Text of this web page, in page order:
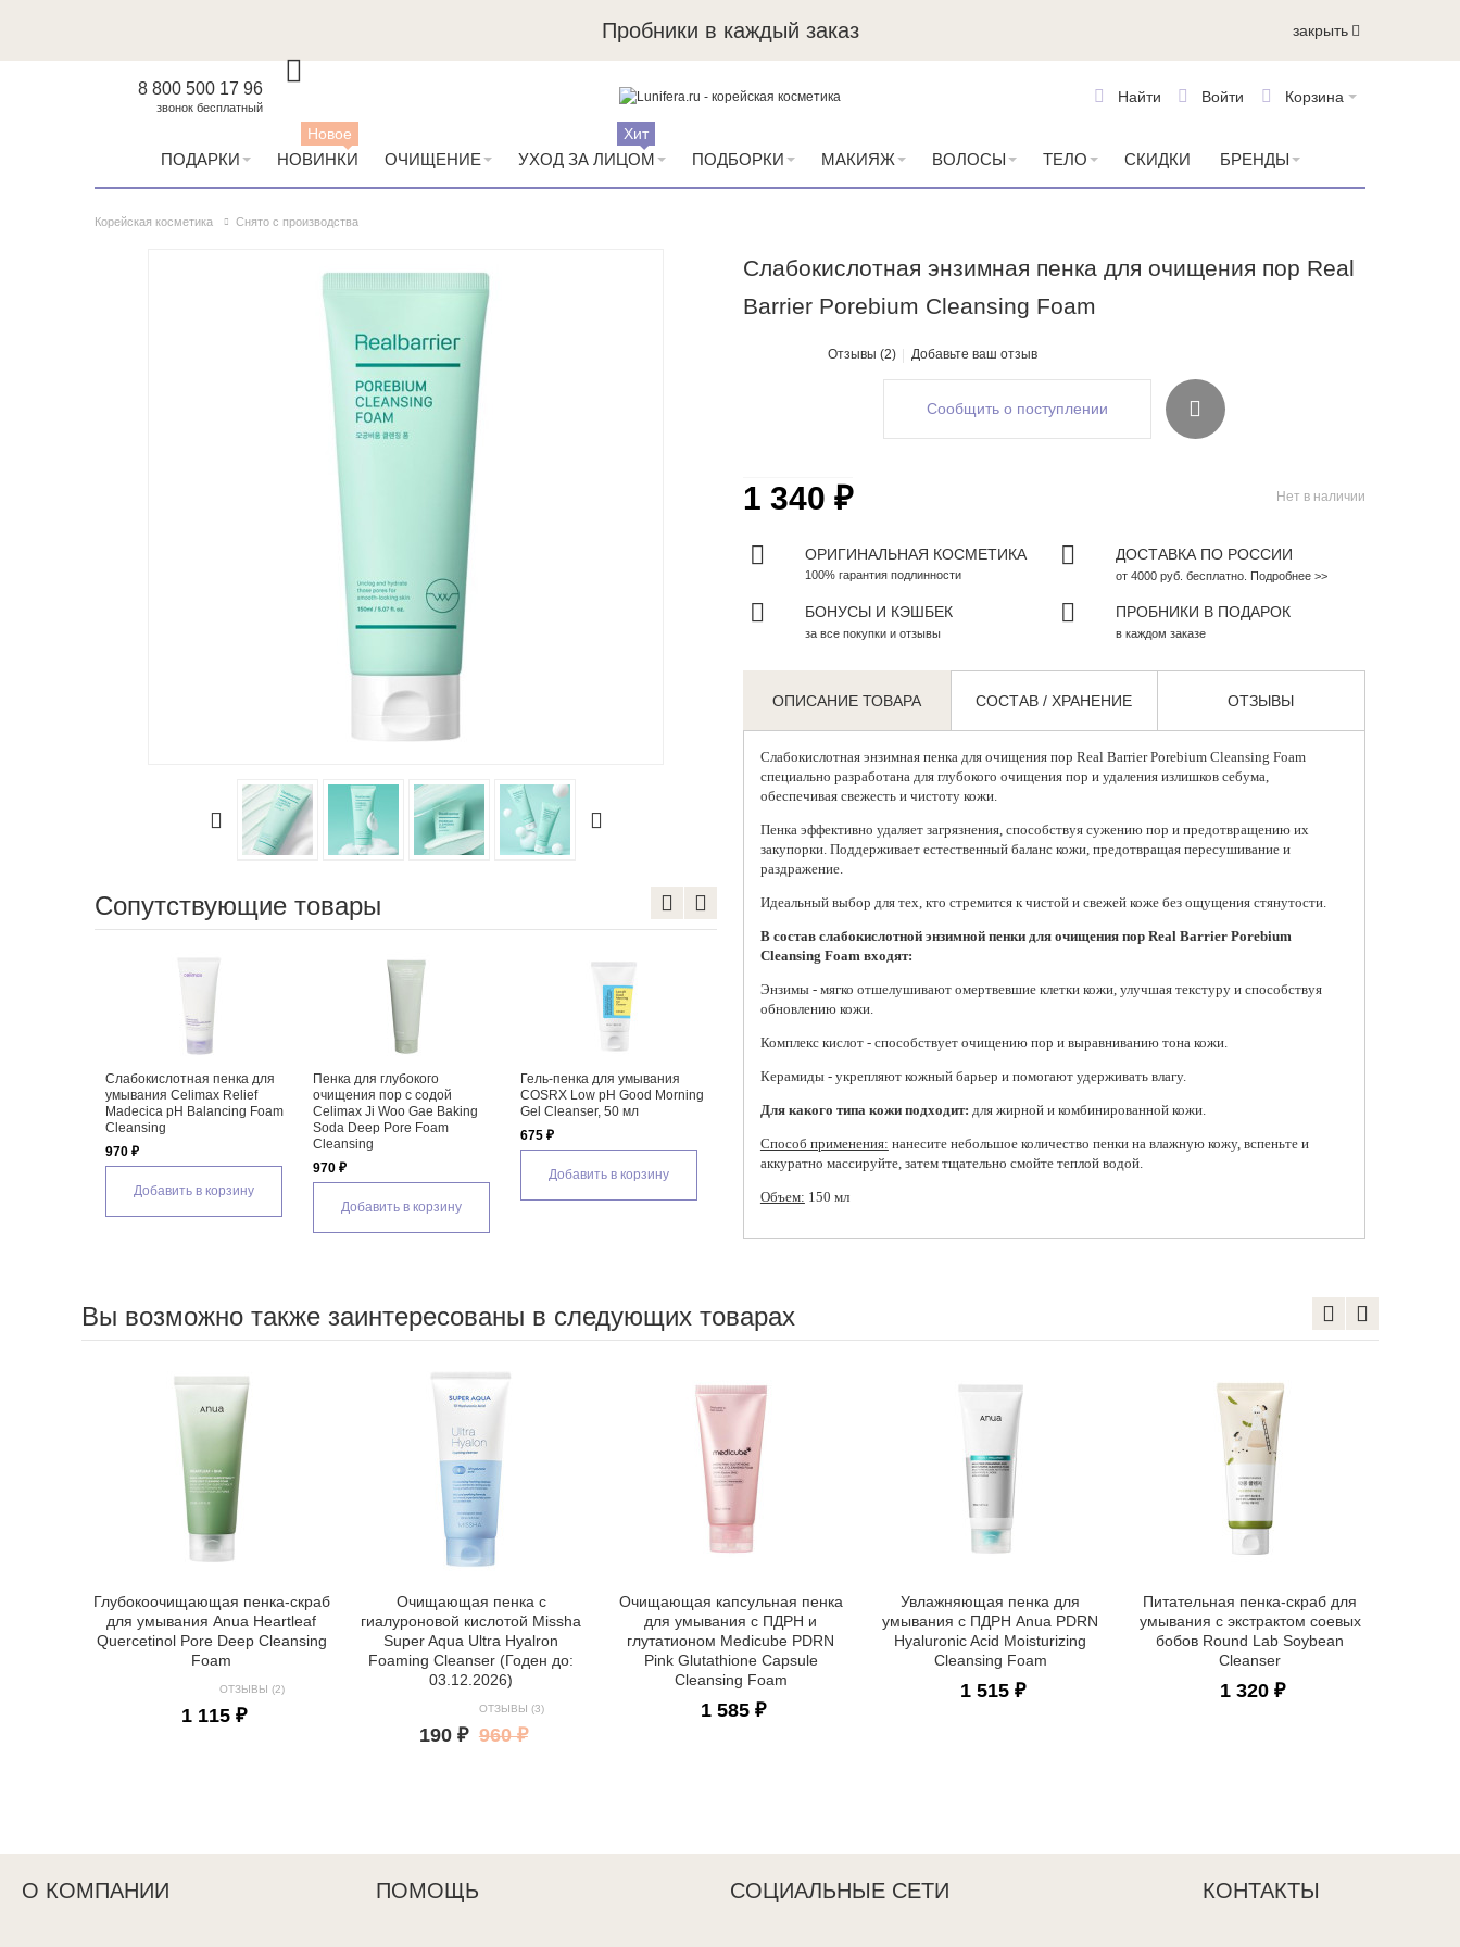
Пробники в каждый заказ закрыть
8 800 500 17 96
звонок бесплатный
Корзина
Войти
Найти
ПОДАРКИ НОВИНКИ
Новое
ОЧИЩЕНИЕ УХОД ЗА ЛИЦОМ
Хит
ПОДБОРКИ МАКИЯЖ ВОЛОСЫ ТЕЛО СКИДКИ БРЕНДЫ
Корейская косметика Снято с производства
Слабокислотная энзимная пенка для очищения пор Real
Barrier Porebium Cleansing Foam
Отзывы (2) Добавьте ваш отзыв
Сопутствующие товары
pH Good Morning
Салициловая пенка для
проблемной кожи лица
Celimax Ji Woo Gae Cica BHA
Acne Foam Cleansing
Добавить в корзину
Увлажняющая пенка для
умывания с ПДРН Anua
PDRN Hyaluronic Acid
Moisturizing Cleansing Foam
1 515 ₽
Увлажняющая очищающая
гель-пенка для умывания с
березовым соком Round Lab
1 240 ₽
Энзимная гель-пенка для
Tea & Enzyme Milky Foaming
1 560 ₽
Добавить в корзину
Увлажняющая гель-пенка для
кислотой Anua Heartleaf
Foam
1 515 ₽
Сообщить о поступлении
Нет в наличии
1 340 ₽
ОРИГИНАЛЬНАЯ КОСМЕТИКА
100% гарантия подлинности
ДОСТАВКА ПО РОССИИ
от 4000 руб. бесплатно. Подробнее >>
БОНУСЫ И КЭШБЕК
за все покупки и отзывы
ПРОБНИКИ В ПОДАРОК
в каждом заказе
ОПИСАНИЕ ТОВАРА СОСТАВ / ХРАНЕНИЕ ОТЗЫВЫ
Слабокислотная энзимная пенка для очищения пор Real BarrierPorebium Cleansing Foam
специально разработана для глубокого очищения пор и удаления излишков себума,
обеспечивая свежесть и чистоту кожи.
Пенка эффективно удаляет загрязнения, способствуя сужению пор и предотвращению их
закупорки. Поддерживает естественный баланс кожи, предотвращая пересушивание и
раздражение.
Идеальный выбор для тех, кто стремится к чистой и свежей коже без ощущения стянутости.
В состав слабокислотной энзимной пенки для очищения пор Real Barrier Porebium
Cleansing Foam входят:
Энзимы - мягко отшелушивают омертвевшие клетки кожи, улучшая текстуру и способствуя
обновлению кожи.
Комплекс кислот - способствует очищению пор и выравниванию тона кожи.
Керамиды - укрепляют кожный барьер и помогают удерживать влагу.
Для какого типа кожи подходит: для жирной и комбинированной кожи.
Способ применения: нанесите небольшое количество пенки на влажную кожу, вспеньте и
аккуратно массируйте, затем тщательно смойте теплой водой.
Объем: 150 мл
Вы возможно также заинтересованы в следующих товарах
Глубокоочищающая пенка-скраб
для умывания Anua Heartleaf
Quercetinol Pore Deep Cleansing
Foam
ОТЗЫВЫ (2)
1 115 ₽
Очищающая пенка с
гиалуроновой кислотой Missha
Super Aqua Ultra Hyalron
Foaming Cleanser (Годен до:
03.12.2026)
ОТЗЫВЫ (3)
190 ₽ 960 ₽
Очищающая капсульная пенка
для умывания с ПДРН и
глутатионом Medicube PDRN
Pink Glutathione Capsule
Cleansing Foam
1 585 ₽
Увлажняющая пенка для
умывания с ПДРН Anua PDRN
Hyaluronic Acid Moisturizing
Cleansing Foam
1 515 ₽
Питательная пенка-скраб для
умывания с экстрактом соевых
бобов Round Lab Soybean
Cleanser
1 320 ₽
О КОМПАНИИ ПОМОЩЬ СОЦИАЛЬНЫЕ СЕТИ КОНТАКТЫ